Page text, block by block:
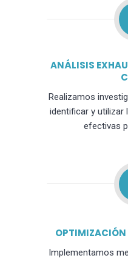
ANÁLISIS
Realizamos
identificar y utilizar
efectivas
OPTIMIZACIÓN
Implementamos